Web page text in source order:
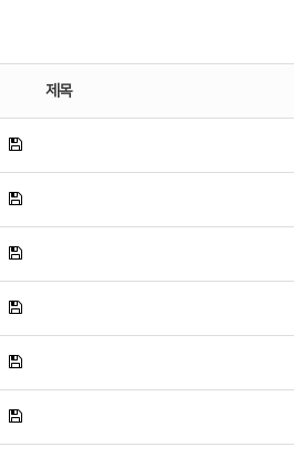
제목